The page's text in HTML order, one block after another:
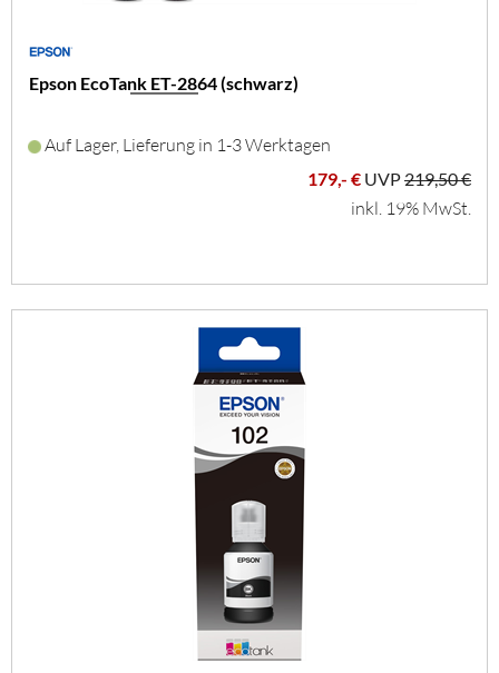
Epson EcoTank ET-2864 (schwarz)
Auf Lager, Lieferung in 1-3 Werktagen
179,- € UVP219,50 €
inkl. 19% MwSt.